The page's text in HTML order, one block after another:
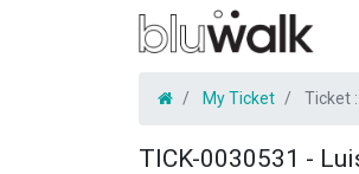
My Ticket Ticket :
TICK-0030531 -